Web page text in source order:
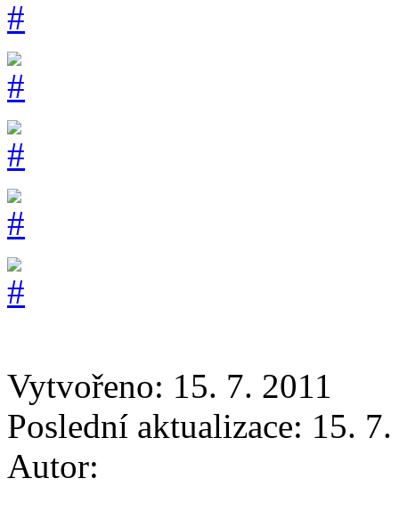
Vytvořeno: 15. 7. 2011
Poslední aktualizace: 15.
Autor: